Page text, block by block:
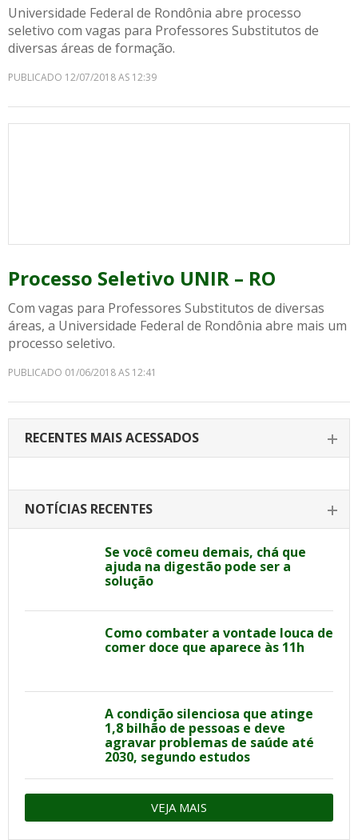
Universidade Federal de Rondônia abre processo
seletivo com vagas para Professores Substitutos de
diversas áreas de formação.
PUBLICADO 12/07/2018 AS 12:39
Processo Seletivo UNIR – RO
Com vagas para Professores Substitutos de diversas
áreas, a Universidade Federal de Rondônia abre mais um
processo seletivo.
PUBLICADO 01/06/2018 AS 12:41
RECENTES MAIS ACESSADOS
NOTÍCIAS RECENTES
Se você comeu demais, chá que
ajuda na digestão pode ser a
solução
Como combater a vontade louca de
comer doce que aparece às 11h
A condição silenciosa que atinge
1,8 bilhão de pessoas e deve
agravar problemas de saúde até
2030, segundo estudos
VEJA MAIS